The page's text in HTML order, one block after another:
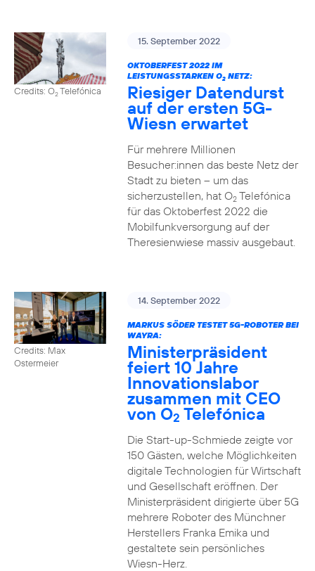
Credits: O2Telefónica
15. September 2022
OKTOBERFEST 2022 IM
LEISTUNGSSTARKEN O2NETZ:
Riesiger Datendurst
auf der ersten 5G-
Wiesn erwartet
Für mehrere Millionen
Besucher:innen das beste Netz der
Stadt zu bieten – um das
sicherzustellen, hat O2Telefónica
für das Oktoberfest 2022 die
Mobilfunkversorgung auf der
Theresienwiese massiv ausgebaut.
Credits: Max
Ostermeier
14. September 2022
MARKUS SÖDER TESTET 5G-ROBOTER BEI
WAYRA:
Ministerpräsident
feiert 10 Jahre
Innovationslabor
zusammen mit CEO
von O2 Telefónica
Die Start-up-Schmiede zeigte vor
150 Gästen, welche Möglichkeiten
digitale Technologien für Wirtschaft
und Gesellschaft eröffnen. Der
Ministerpräsident dirigierte über 5G
mehrere Roboter des Münchner
Herstellers Franka Emika und
gestaltete sein persönliches
Wiesn-Herz.